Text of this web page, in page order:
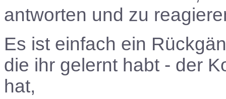
antworten und zu
Es ist einfach ein
die ihr gelernt habt - der
hat,